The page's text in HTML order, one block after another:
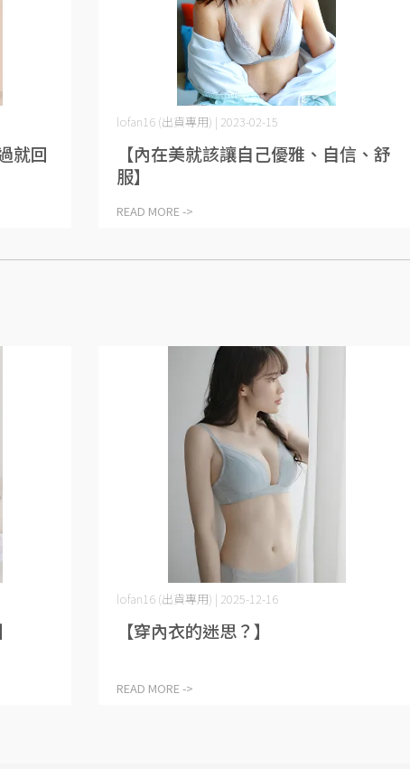
就回
lofan16 (出貨專用) | 2023-02-15
【內在美就該讓自己優雅、自信、舒
服】
READ MORE ->
lofan16 (出貨專用) | 2025-12-16
【穿內衣的迷思？】
READ MORE ->